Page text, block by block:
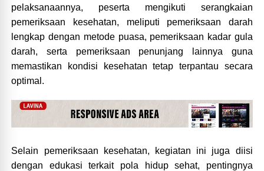
pelaksanaannya, peserta mengikuti serangkaian
pemeriksaan kesehatan, meliputi pemeriksaan darah
lengkap dengan metode puasa, pemeriksaan kadar gula
darah, serta pemeriksaan penunjang lainnya guna
memastikan kondisi kesehatan tetap terpantau secara
optimal.
Selain pemeriksaan kesehatan, kegiatan ini juga diisi
dengan edukasi terkait pola hidup sehat, pentingnya